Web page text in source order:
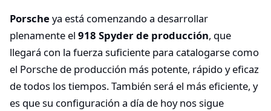
Porscheya está comenzando a desarrollar
plenamente el 918 Spyder de producción, que
llegará con la fuerza suficiente para catalogarse como
el Porsche de producción más potente, rápido y eficaz
de todos los tiempos. También será el más eficiente, y
es que su configuración a día de hoy nos sigue